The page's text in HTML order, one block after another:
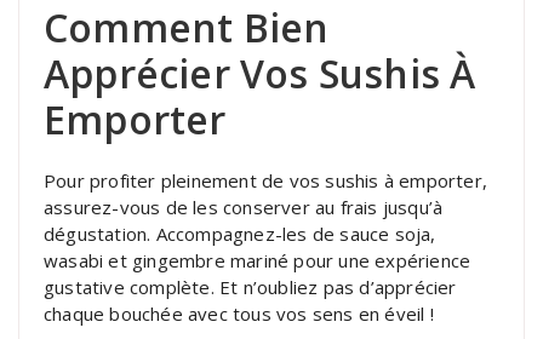
Comment Bien
Apprécier Vos Sushis À
Emporter
Pour profiter pleinement de vos sushis à emporter,
assurez-vous de les conserver au frais jusqu’à
dégustation. Accompagnez-les de sauce soja,
wasabi et gingembre mariné pour une expérience
gustative complète. Et n’oubliez pas d’apprécier
chaque bouchée avec tous vos sens en éveil !